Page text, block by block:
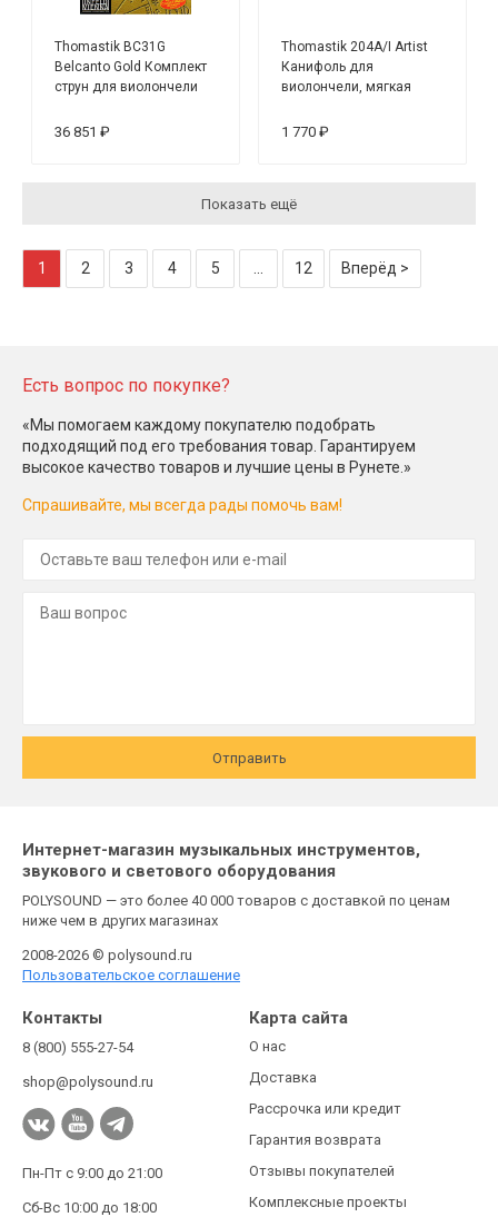
Thomastik BC31G
Belcanto Gold Комплект
струн для виолончели
36 851 ₽
Thomastik 204A/I Artist
Канифоль для
виолончели, мягкая
1 770 ₽
Показать ещё
1 2 3 4 5 ... 12 Вперёд >
Есть вопрос по покупке?
«Мы помогаем каждому покупателю подобрать
подходящий под его требования товар. Гарантируем
высокое качество товаров и лучшие цены в Рунете.»
Спрашивайте, мы всегда рады помочь вам!
Отправить
Интернет-магазин музыкальных инструментов,
звукового и светового оборудования
POLYSOUND — это более 40 000 товаров с доставкой по ценам
ниже чем в других магазинах
2008-2026 © polysound.ru
Пользовательское соглашение
Контакты
8 (800) 555-27-54
shop@polysound.ru
Пн-Пт с 9:00 до 21:00
Сб-Вс 10:00 до 18:00
Карта сайта
О нас
Доставка
Рассрочка или кредит
Гарантия возврата
Отзывы покупателей
Комплексные проекты